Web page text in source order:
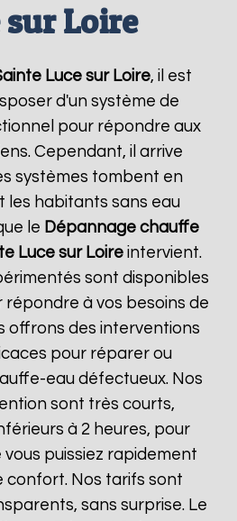
sur Loire
Luce sur Loire, il est
d'un système de
pour répondre aux
Cependant, il arrive
systèmes tombent en
les habitants sans eau
le Dépannage chauffe
Luce sur Loire intervient.
sont disponibles
répondre à vos besoins de
offrons des interventions
pour réparer ou
eau défectueux. Nos
sont très courts,
à 2 heures, pour
vous puissiez rapidement
confort. Nos tarifs sont
sans surprise. Le